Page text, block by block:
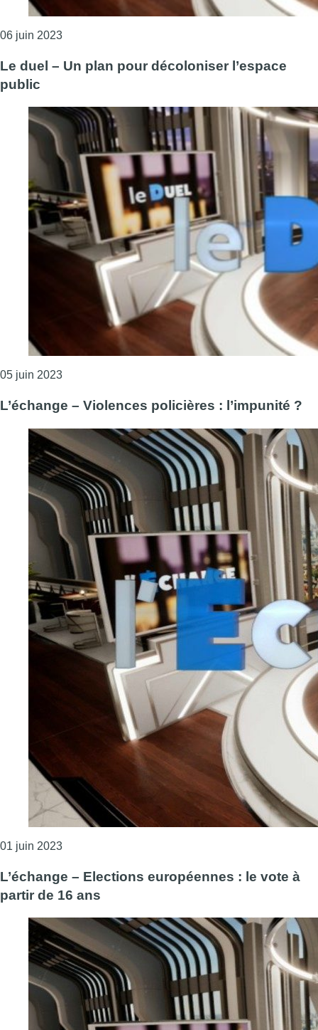
06 juin 2023Consulter l'article "Le duel – La situation des
Le duel – Un plan pour décoloniser l’espace
public
05 juin 2023Consulter l'article "Le duel – Un plan pour
L’échange – Violences policières : l’impunité ?
01 juin 2023Consulter l'article "L’échange – Violences
L’échange – Elections européennes : le vote à
partir de 16 ans